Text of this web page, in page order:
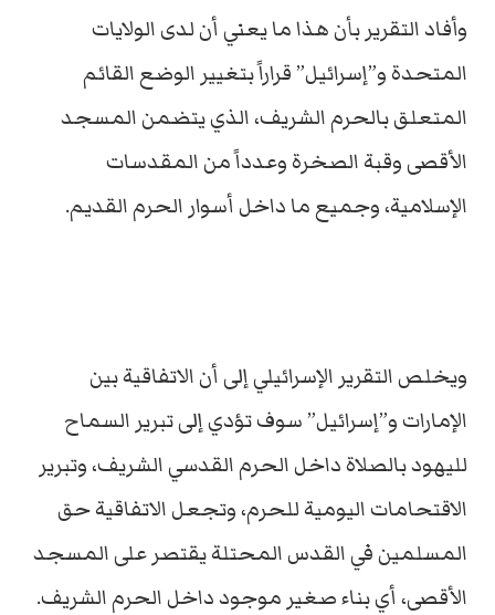
وأفاد التقرير بأن هذا ما يعني أن لدى الولايات
المتحدة و”إسرائيل” قراراً بتغيير الوضع القائم
المتعلق بالحرم الشريف، الذي يتضمن المسجد
الأقصى وقبة الصخرة وعدداً من المقدسات
الإسلامية، وجميع ما داخل أسوار الحرم القديم.
ويخلص التقرير الإسرائيلي إلى أن الاتفاقية بين
الإمارات و”إسرائيل” سوف تؤدي إلى تبرير السماح
لليهود بالصلاة داخل الحرم القدسي الشريف، وتبرير
الاقتحامات اليومية للحرم، وتجعل الاتفاقية حق
المسلمين في القدس المحتلة يقتصر على المسجد
الأقصى، أي بناء صغير موجود داخل الحرم الشريف.